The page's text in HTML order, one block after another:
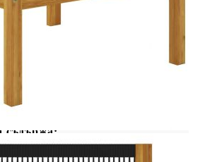
за крака: 63 x 63 x
облегалката: 9 см
Да
съдържа: